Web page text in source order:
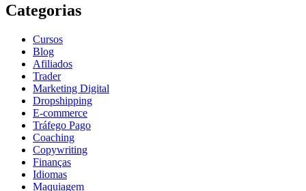
Categorias
Cursos
Blog
Afiliados
Trader
Marketing Digital
Dropshipping
E-commerce
Tráfego Pago
Coaching
Copywriting
Finanças
Idiomas
Maquiagem